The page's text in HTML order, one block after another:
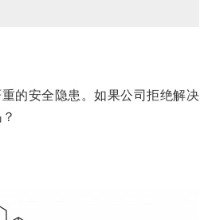
的安全隐患。如果公司拒绝解决